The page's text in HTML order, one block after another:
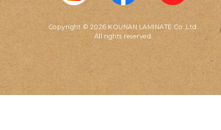
Copyright © 2026 KOUNAN LAMINATE Co.,Ltd.
All rights reserved.